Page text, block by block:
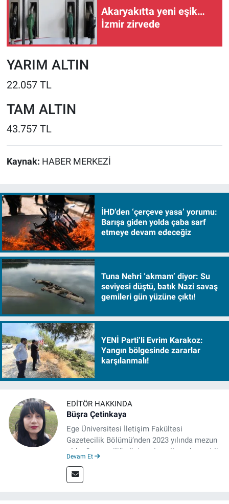
Akaryakıtta yeni eşik…
İzmir zirvede
YARIM ALTIN
22.057 TL
TAM ALTIN
43.757 TL
Kaynak: HABER MERKEZİ
İHD’den ‘çerçeve yasa’ yorumu:
Barışa giden yolda çaba sarf
etmeye devam edeceğiz
Tuna Nehri ‘akmam’ diyor: Su
seviyesi düştü, batık Nazi savaş
gemileri gün yüzüne çıktı!
YENİ Parti’li Evrim Karakoz:
Yangın bölgesinde zararlar
karşılanmalı!
EDITÖR HAKKINDA
Büşra Çetinkaya
Ege Üniversitesi İletişim Fakültesi
Gazetecilik Bölümü’nden 2023 yılında mezun
oldu. Gazeteciliğe üniversite yıllarında çeşitli
Meslek hayatına 2023'te İzmir'de başlayan
gazeteci, halen izgazete.net’te editör olarak
Devam Et